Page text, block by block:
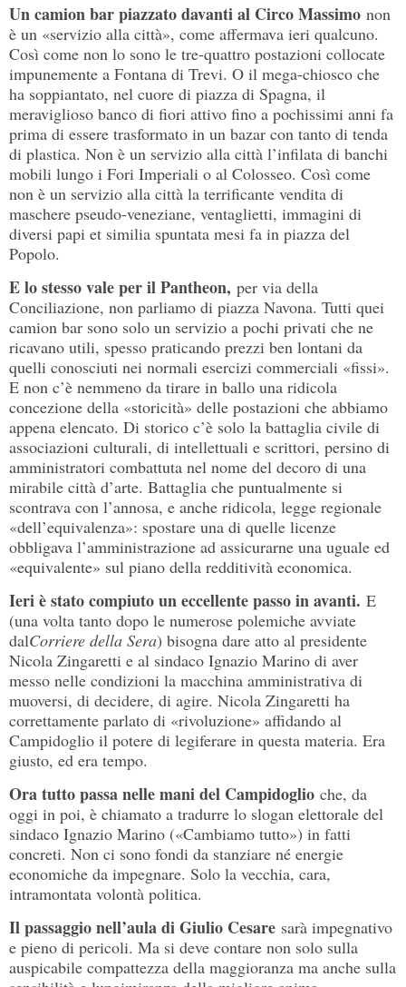
Un camion bar piazzato davanti al Circo Massimo non
è un «servizio alla città», come affermava ieri qualcuno.
Così come non lo sono le tre-quattro postazioni collocate
impunemente a Fontana di Trevi. O il mega-chiosco che
ha soppiantato, nel cuore di piazza di Spagna, il
meraviglioso banco di fiori attivo fino a pochissimi anni fa
prima di essere trasformato in un bazar con tanto di tenda
di plastica. Non è un servizio alla città l’infilata di banchi
mobili lungo i Fori Imperiali o al Colosseo. Così come
non è un servizio alla città la terrificante vendita di
maschere pseudo-veneziane, ventaglietti, immagini di
diversi papi et similia spuntata mesi fa in piazza del
Popolo.
E lo stesso vale per il Pantheon, per via della
Conciliazione, non parliamo di piazza Navona. Tutti quei
camion bar sono solo un servizio a pochi privati che ne
ricavano utili, spesso praticando prezzi ben lontani da
quelli conosciuti nei normali esercizi commerciali «fissi».
E non c’è nemmeno da tirare in ballo una ridicola
concezione della «storicità» delle postazioni che abbiamo
appena elencato. Di storico c’è solo la battaglia civile di
associazioni culturali, di intellettuali e scrittori, persino di
amministratori combattuta nel nome del decoro di una
mirabile città d’arte. Battaglia che puntualmente si
scontrava con l’annosa, e anche ridicola, legge regionale
«dell’equivalenza»: spostare una di quelle licenze
obbligava l’amministrazione ad assicurarne una uguale ed
«equivalente» sul piano della redditività economica.
Ieri è stato compiuto un eccellente passo in avanti. E
(una volta tanto dopo le numerose polemiche avviate
dalCorriere della Sera) bisogna dare atto al presidente
Nicola Zingaretti e al sindaco Ignazio Marino di aver
messo nelle condizioni la macchina amministrativa di
muoversi, di decidere, di agire. Nicola Zingaretti ha
correttamente parlato di «rivoluzione» affidando al
Campidoglio il potere di legiferare in questa materia. Era
giusto, ed era tempo.
Ora tutto passa nelle mani del Campidoglio che, da
oggi in poi, è chiamato a tradurre lo slogan elettorale del
sindaco Ignazio Marino («Cambiamo tutto») in fatti
concreti. Non ci sono fondi da stanziare né energie
economiche da impegnare. Solo la vecchia, cara,
intramontata volontà politica.
Il passaggio nell’aula di Giulio Cesare sarà impegnativo
e pieno di pericoli. Ma si deve contare non solo sulla
auspicabile compattezza della maggioranza ma anche sulla